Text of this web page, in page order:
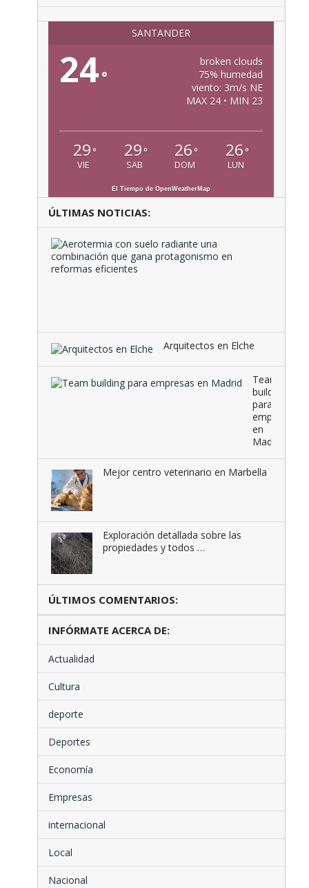
SANTANDER
24°
broken clouds
75% humedad
viento: 3m/s NE
MAX 24 • MIN 23
29 °
VIE
29 °
SAB
26 °
DOM
26 °
LUN
El Tiempo de OpenWeatherMap
ÚLTIMAS NOTICIAS:
Arquitectos en Elche
Team
building
para
empresas
en
Madrid
Mejor centro veterinario en Marbella
Exploración detallada sobre las
propiedades y todos …
ÚLTIMOS COMENTARIOS:
INFÓRMATE ACERCA DE:
Actualidad
Cultura
deporte
Deportes
Economía
Empresas
internacional
Local
Nacional